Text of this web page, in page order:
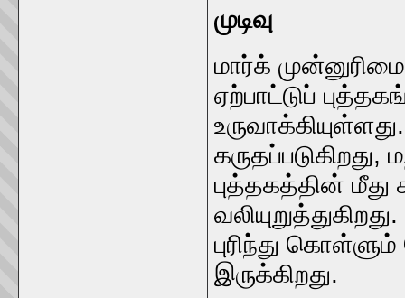
முடிவு
மார்க்
ஏற்பாட்டுப்
புத்தகத்தின்
புரிந்து
இருக்கிறது.